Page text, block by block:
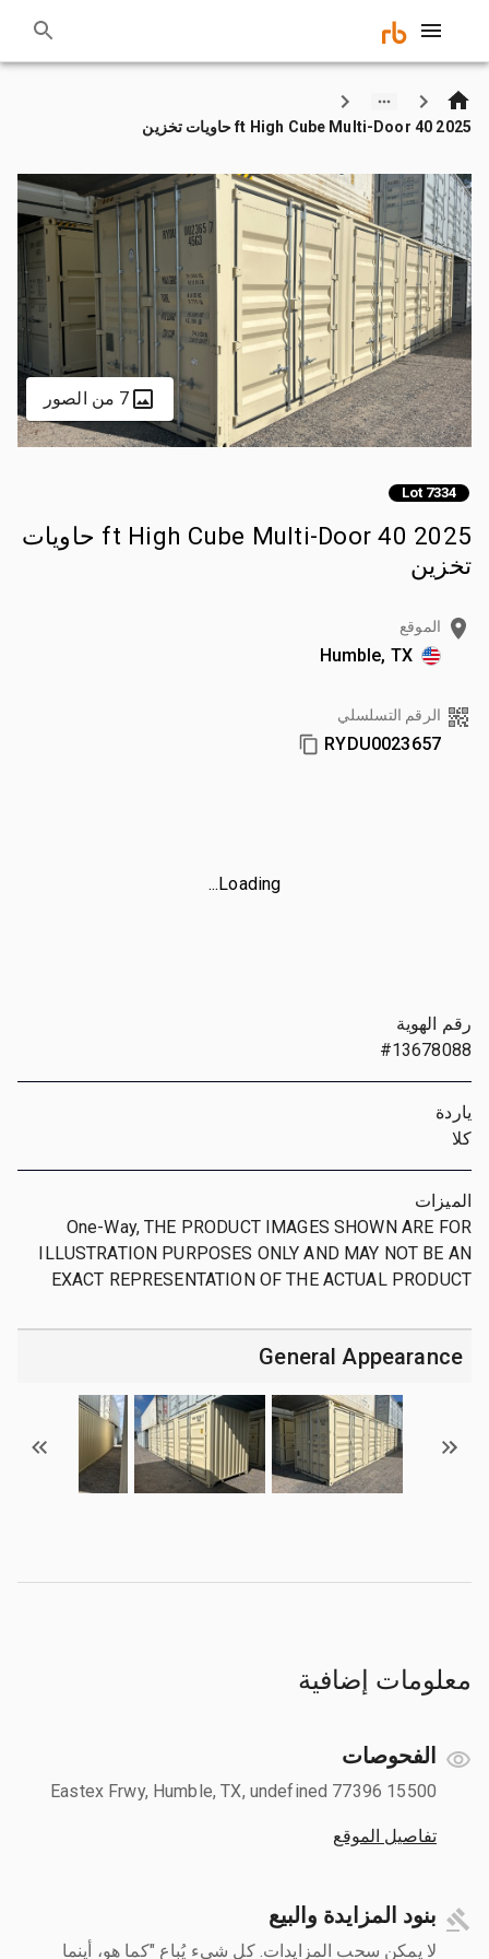
2025 40 ft High Cube Multi-Door حاويات تخزين
7 من الصور
Lot 7334
2025 40 ft High Cube Multi-Door حاويات
تخزين
الموقع
Humble, TX
الرقم التسلسلي
RYDU0023657
Loading...
رقم الهوية
#13678088
ياردة
كلا
الميزات
One-Way, THE PRODUCT IMAGES SHOWN ARE FOR
ILLUSTRATION PURPOSES ONLY AND MAY NOT BE AN
EXACT REPRESENTATION OF THE ACTUAL PRODUCT
General Appearance
معلومات إضافية
الفحوصات
15500 Eastex Frwy, Humble, TX, undefined 77396
تفاصيل الموقع
بنود المزايدة والبيع
لا يمكن سحب المزايدات. كل شيء يُباع "كما هو، أينما